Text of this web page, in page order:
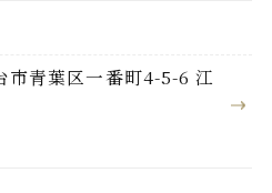
市青葉区一番町4-5-6 江